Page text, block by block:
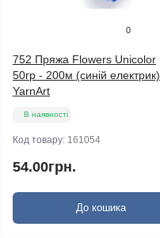
0
752 Пряжа Flowers Unicolor
50гр - 200м (синій електрик).
YarnArt
В наявності
Код товару: 161054
54.00грн.
До кошика